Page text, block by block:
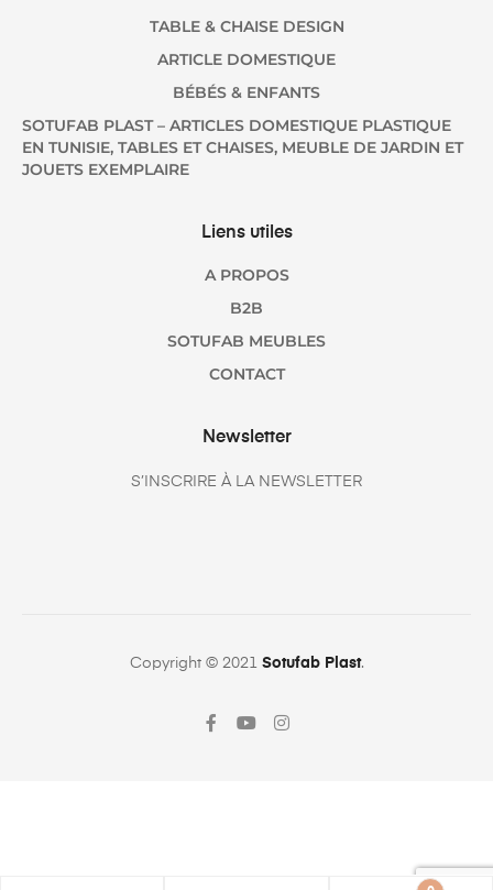
TABLE & CHAISE DESIGN
ARTICLE DOMESTIQUE
BÉBÉS & ENFANTS
SOTUFAB PLAST – ARTICLES DOMESTIQUE PLASTIQUE
EN TUNISIE, TABLES ET CHAISES, MEUBLE DE JARDIN ET
JOUETS EXEMPLAIRE
Liens utiles
A PROPOS
B2B
SOTUFAB MEUBLES
CONTACT
Newsletter
S’INSCRIRE À LA NEWSLETTER
Copyright © 2021 Sotufab Plast.